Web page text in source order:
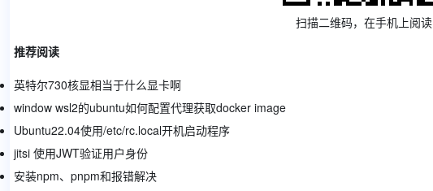
扫描二维码，在手机上阅读
推荐阅读
英特尔730核显相当于什么显卡啊
window wsl2的ubuntu如何配置代理获取docker image
Ubuntu22.04使用/etc/rc.local开机启动程序
jitsi 使用JWT验证用户身份
安装npm、pnpm和报错解决